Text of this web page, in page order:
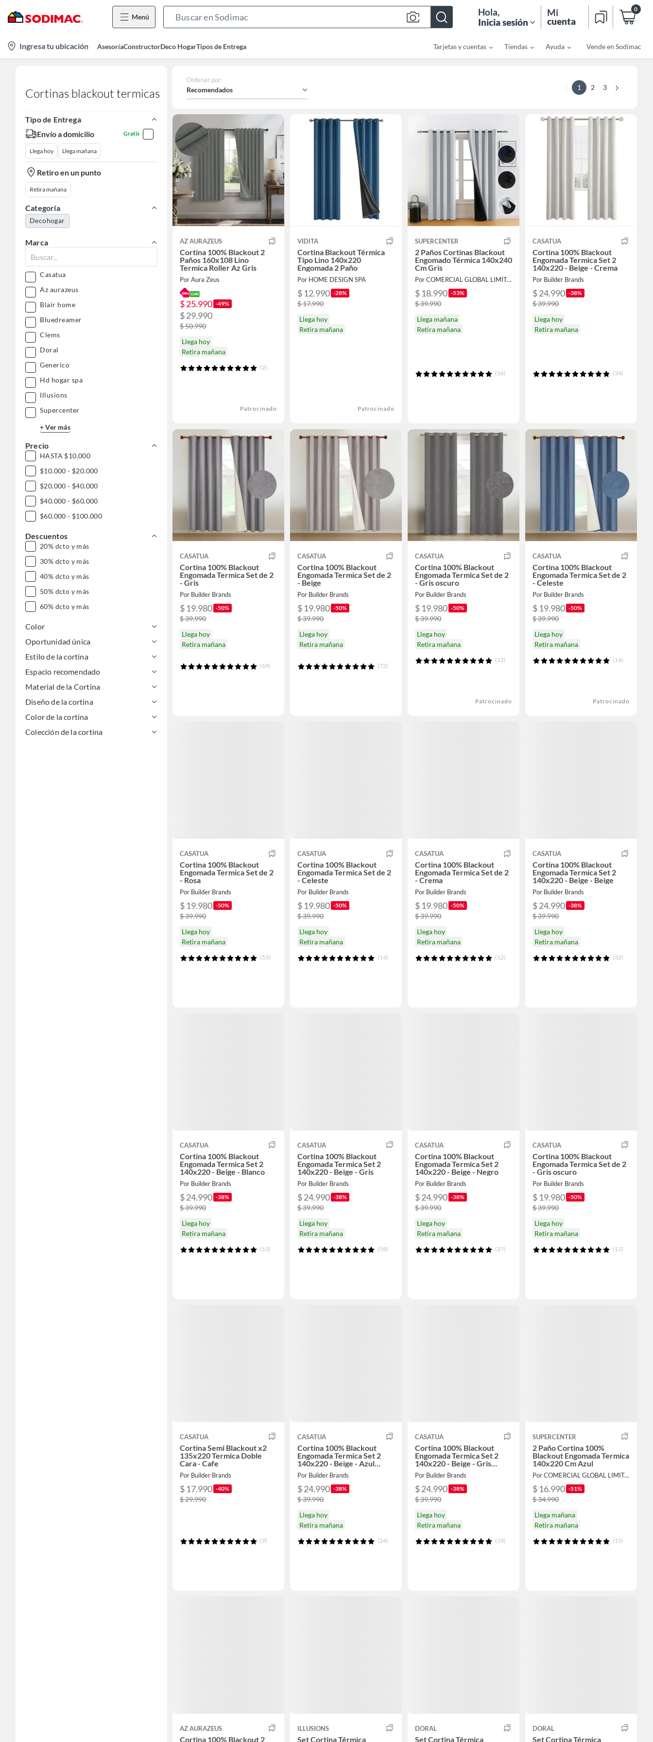
Menú
Bar
Hola,
Inicia sesión
Mi
cuenta
0
location-
icon
Ingresa tu ubicación AsesoríaConstructorDeco HogarTipos de Entrega Tarjetas y cuentas Tiendas Ayuda Vende en Sodimac
Cortinas blackout termicas
Tipo de Entrega
Envío a domicilio
Gratis
Llega hoy Llega mañana
Retiro en un punto
Retira mañana
Categoría
Decohogar
Marca
Casatua
Az aurazeus
Blair home
Bluedreamer
Clems
Doral
Generico
Hd hogar spa
Illusions
Supercenter
+ Ver más
Precio
HASTA $10.000
$10.000 - $20.000
$20.000 - $40.000
$40.000 - $60.000
$60.000 - $100.000
Descuentos
20% dcto y más
30% dcto y más
40% dcto y más
50% dcto y más
60% dcto y más
Color
Oportunidad única
Estilo de la cortina
Espacio recomendado
Material de la Cortina
Diseño de la cortina
Color de la cortina
Colección de la cortina
Ordenar por:
Recomendados 1 2 3
AZ AURAZEUS
Cortina 100% Blackout 2
Paños 160x108 Lino
Termica Roller Az Gris
Por Aura Zeus
$ 25.990 -49%
$ 29.990
$ 50.990
Llega hoy
Retira mañana
(2)
Patrocinado
VIDITA
Cortina Blackout Térmica
Tipo Lino 140x220
Engomada 2 Paño
Por HOME DESIGN SPA
$ 12.990 -28%
$ 17.990
Llega hoy
Retira mañana
Patrocinado
SUPERCENTER
2 Paños Cortinas Blackout
Engomado Térmica 140x240
Cm Gris
Por COMERCIAL GLOBAL LIMITADA
$ 18.990 -53%
$ 39.990
Llega mañana
Retira mañana
(16)
CASATUA
Cortina 100% Blackout
Engomada Termica Set 2
140x220 - Beige - Crema
Por Builder Brands
$ 24.990 -38%
$ 39.990
Llega hoy
Retira mañana
(34)
CASATUA
Cortina 100% Blackout
Engomada Termica Set de 2
- Gris
Por Builder Brands
$ 19.980 -50%
$ 39.990
Llega hoy
Retira mañana
(69)
CASATUA
Cortina 100% Blackout
Engomada Termica Set de 2
- Beige
Por Builder Brands
$ 19.980 -50%
$ 39.990
Llega hoy
Retira mañana
(72)
CASATUA
Cortina 100% Blackout
Engomada Termica Set de 2
- Gris oscuro
Por Builder Brands
$ 19.980 -50%
$ 39.990
Llega hoy
Retira mañana
(12)
Patrocinado
CASATUA
Cortina 100% Blackout
Engomada Termica Set de 2
- Celeste
Por Builder Brands
$ 19.980 -50%
$ 39.990
Llega hoy
Retira mañana
(14)
Patrocinado
CASATUA
Cortina 100% Blackout
Engomada Termica Set de 2
- Rosa
Por Builder Brands
$ 19.980 -50%
$ 39.990
Llega hoy
Retira mañana
(53)
CASATUA
Cortina 100% Blackout
Engomada Termica Set de 2
- Celeste
Por Builder Brands
$ 19.980 -50%
$ 39.990
Llega hoy
Retira mañana
(14)
CASATUA
Cortina 100% Blackout
Engomada Termica Set de 2
- Crema
Por Builder Brands
$ 19.980 -50%
$ 39.990
Llega hoy
Retira mañana
(12)
CASATUA
Cortina 100% Blackout
Engomada Termica Set 2
140x220 - Beige - Beige
Por Builder Brands
$ 24.990 -38%
$ 39.990
Llega hoy
Retira mañana
(32)
CASATUA
Cortina 100% Blackout
Engomada Termica Set 2
140x220 - Beige - Blanco
Por Builder Brands
$ 24.990 -38%
$ 39.990
Llega hoy
Retira mañana
(13)
CASATUA
Cortina 100% Blackout
Engomada Termica Set 2
140x220 - Beige - Gris
Por Builder Brands
$ 24.990 -38%
$ 39.990
Llega hoy
Retira mañana
(58)
CASATUA
Cortina 100% Blackout
Engomada Termica Set 2
140x220 - Beige - Negro
Por Builder Brands
$ 24.990 -38%
$ 39.990
Llega hoy
Retira mañana
(27)
CASATUA
Cortina 100% Blackout
Engomada Termica Set de 2
- Gris oscuro
Por Builder Brands
$ 19.980 -50%
$ 39.990
Llega hoy
Retira mañana
(12)
CASATUA
Cortina Semi Blackout x2
135x220 Termica Doble
Cara - Cafe
Por Builder Brands
$ 17.990 -40%
$ 29.990
(9)
CASATUA
Cortina 100% Blackout
Engomada Termica Set 2
140x220 - Beige - Azul
marino
Por Builder Brands
$ 24.990 -38%
$ 39.990
Llega hoy
Retira mañana
(24)
CASATUA
Cortina 100% Blackout
Engomada Termica Set 2
140x220 - Beige - Gris
oscuro
Por Builder Brands
$ 24.990 -38%
$ 39.990
Llega hoy
Retira mañana
(19)
SUPERCENTER
2 Paño Cortina 100%
Blackout Engomada Termica
140x220 Cm Azul
Por COMERCIAL GLOBAL LIMITADA
$ 16.990 -51%
$ 34.990
Llega mañana
Retira mañana
(15)
AZ AURAZEUS
Cortina 100% Blackout 2
ILLUSIONS
Set Cortina Térmica
DORAL
Set Cortina Térmica
DORAL
Set Cortina Térmica